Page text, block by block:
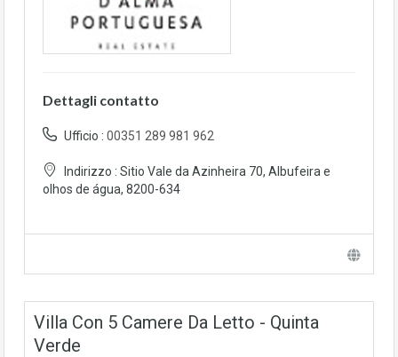
Dettagli contatto
Ufficio : 00351 289 981 962
Indirizzo : Sitio Vale da Azinheira 70, Albufeira e
olhos de água, 8200-634
Villa Con 5 Camere Da Letto - Quinta
Verde